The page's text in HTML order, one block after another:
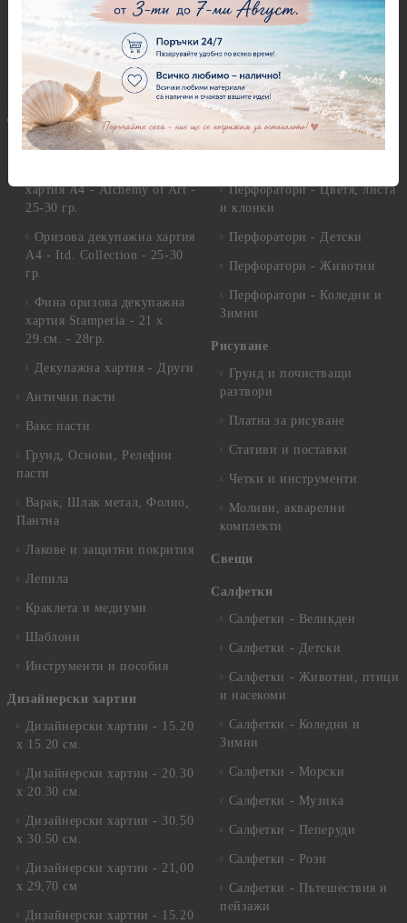
Самосъхнеща глина
Полимерна Глина
Приложни техники и
Декупаж
Декупажна хартия
хартия А4 - Alchemy of Art -
25-30 гр.
Оризова декупажна хартия
А4 - Itd. Collection - 25-30
гр.
Фина оризова декупажна
хартия Stamperia - 21 х
29.см. - 28гр.
Декупажна хартия - Други
Антични пасти
Вакс пасти
Грунд, Основи, Релефни
пасти
Варак, Шлак метал, Фолио,
Пантна
Лакове и защитни покрития
Лепила
Краклета и медиуми
Шаблони
Инструменти и пособия
Дизайнерски хартии
Дизайнерски хартии - 15.20
х 15.20 см.
Дизайнерски хартии - 20.30
х 20.30 см.
Дизайнерски хартии - 30.50
х 30.50 см.
Дизайнерски хартии - 21,00
х 29,70 см
Дизайнерски хартии - 15.20
Перфоратори над 2,50 см
Бордюрни пънчове
Ъглови перфоратори
Перфоратори Основни
Фигури - кръгове, овали
Перфоратори - Сърца и
Перфоратори - Цветя, листа
и клонки
Перфоратори - Детски
Перфоратори - Животни
Перфоратори - Коледни и
Зимни
Рисуване
Грунд и почистващи
разтвори
Платна за рисуване
Стативи и поставки
Четки и инструменти
Моливи, акварелни
комплекти
Свещи
Салфетки
Салфетки - Великден
Салфетки - Детски
Салфетки - Животни, птици
и насекоми
Салфетки - Коледни и
Зимни
Салфетки - Морски
Салфетки - Музика
Салфетки - Пеперуди
Салфетки - Рози
Салфетки - Пътешествия и
пейзажи